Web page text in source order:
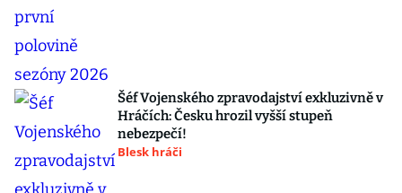
Šéf Vojenského zpravodajství exkluzivně v
Hráčích: Česku hrozil vyšší stupeň
nebezpečí!
Blesk hráči